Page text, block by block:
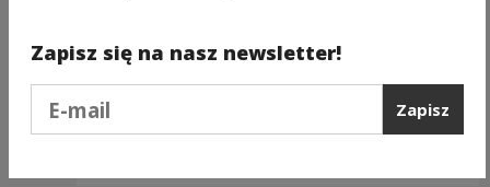
„A To Polska Właśnie”
Zapisz się na nasz newsletter!
Zapisz